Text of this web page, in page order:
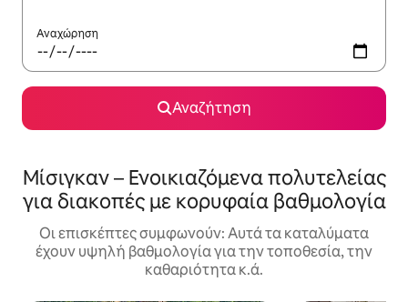
Αναχώρηση
Αναζήτηση
Μίσιγκαν – Ενοικιαζόμενα πολυτελείας
για διακοπές με κορυφαία βαθμολογία
Οι επισκέπτες συμφωνούν: Αυτά τα καταλύματα
έχουν υψηλή βαθμολογία για την τοποθεσία, την
καθαριότητα κ.ά.